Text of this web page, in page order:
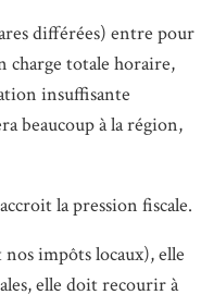
différées) entre pour
charge totale horaire,
insuffisante
beaucoup à la région,
la pression fiscale.
nos impôts locaux), elle
elle doit recourir à